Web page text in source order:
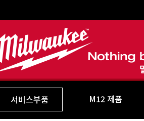
서비스부품 M12 제품